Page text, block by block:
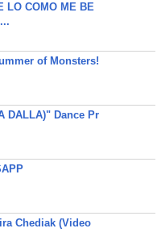
LO COMO ME BE
of Monsters!
DALLA)" Dance Pr
Chediak (Video